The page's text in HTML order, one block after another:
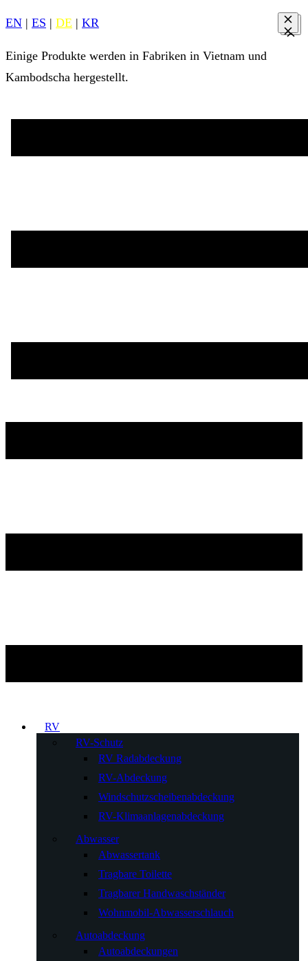
EN | ES | DE | KR
Einige Produkte werden in Fabriken in Vietnam und
Kambodscha hergestellt.
RV
RV-Schutz
RV Radabdeckung
RV-Abdeckung
Windschutzscheibenabdeckung
RV-Klimaanlagenabdeckung
Abwasser
Abwassertank
Tragbare Toilette
Tragbarer Handwaschständer
Wohnmobil-Abwasserschlauch
Autoabdeckung
Autoabdeckungen